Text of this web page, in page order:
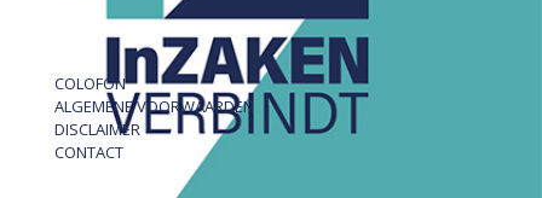
COLOFON
ALGEMENE VOORWAARDEN
DISCLAIMER
CONTACT